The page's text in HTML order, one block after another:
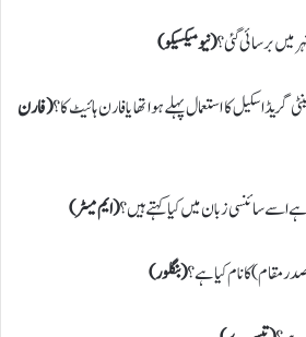
میں برسائی گئی؟( نیو میکسیکو)
اسکیل کا استعمال پہلے ہوا تھا یا فارن ہائیٹ کا؟( فارن
ہے اسے سائنسی زبان میں کیا کہتے ہیں؟( ایم میٹر)
مقام) کا نام کیا ہے؟( بنگلور)